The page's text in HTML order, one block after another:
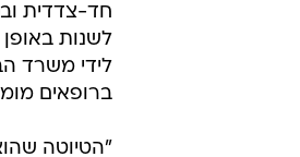
חד-צדדית
לשנות
לידי משרד
ברופאים